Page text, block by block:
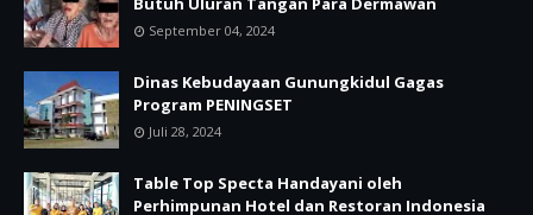
September 04, 2024
Dinas Kebudayaan Gunungkidul Gagas
Program PENINGSET
Juli 28, 2024
Table Top Specta Handayani oleh
Perhimpunan Hotel dan Restoran Indonesia